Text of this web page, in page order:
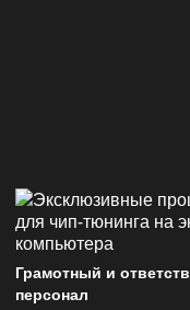
Грамотный и
персонал